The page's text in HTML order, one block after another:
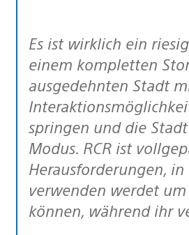
Es ist wirklich ein riesiges Spiel, das für jeden etwas bereithält. Es prahlt mit
einem kompletten
ausgedehnten Stadt
springen und die
Modus. RCR ist
Herausforderungen,
verwenden werdet
können, während ihr